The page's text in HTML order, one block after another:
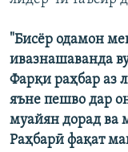
"Бисёр одамон
ивазнашаванда
Фарқи раҳбар аз
яъне пешво дар
муайян дорад ва
Раҳбарӣ фақат